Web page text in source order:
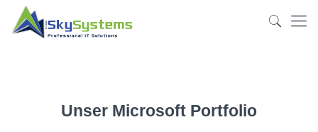
Unser Microsoft Portfolio